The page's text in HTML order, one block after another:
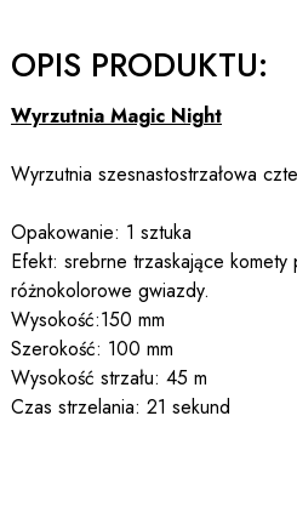
OPIS PRODUKTU:
Wyrzutnia Magic Night
Wyrzutnia szesnastostrzałowa
Opakowanie: 1 sztuka
Efekt: srebrne trzaskające
różnokolorowe gwiazdy.
Wysokość:150 mm
Szerokość: 100 mm
Wysokość strzału: 45 m
Czas strzelania: 21 sekund